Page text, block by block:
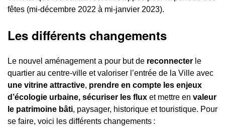
fêtes (mi-décembre 2022 à mi-janvier 2023).
Les différents changements
Le nouvel aménagement a pour but de reconnecter le
quartier au centre-ville et valoriser l’entrée de la Ville avec
une vitrine attractive, prendre en compte les enjeux
d’écologie urbaine, sécuriser les flux et mettre en valeur
le patrimoine bâti, paysager, historique et touristique. Pour
se faire, voici les différents changements :